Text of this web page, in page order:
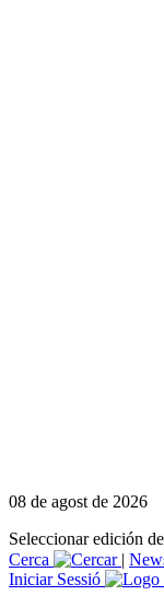
08 de agost de 2026
Seleccionar edición
Cerca
|
Iniciar Sessió